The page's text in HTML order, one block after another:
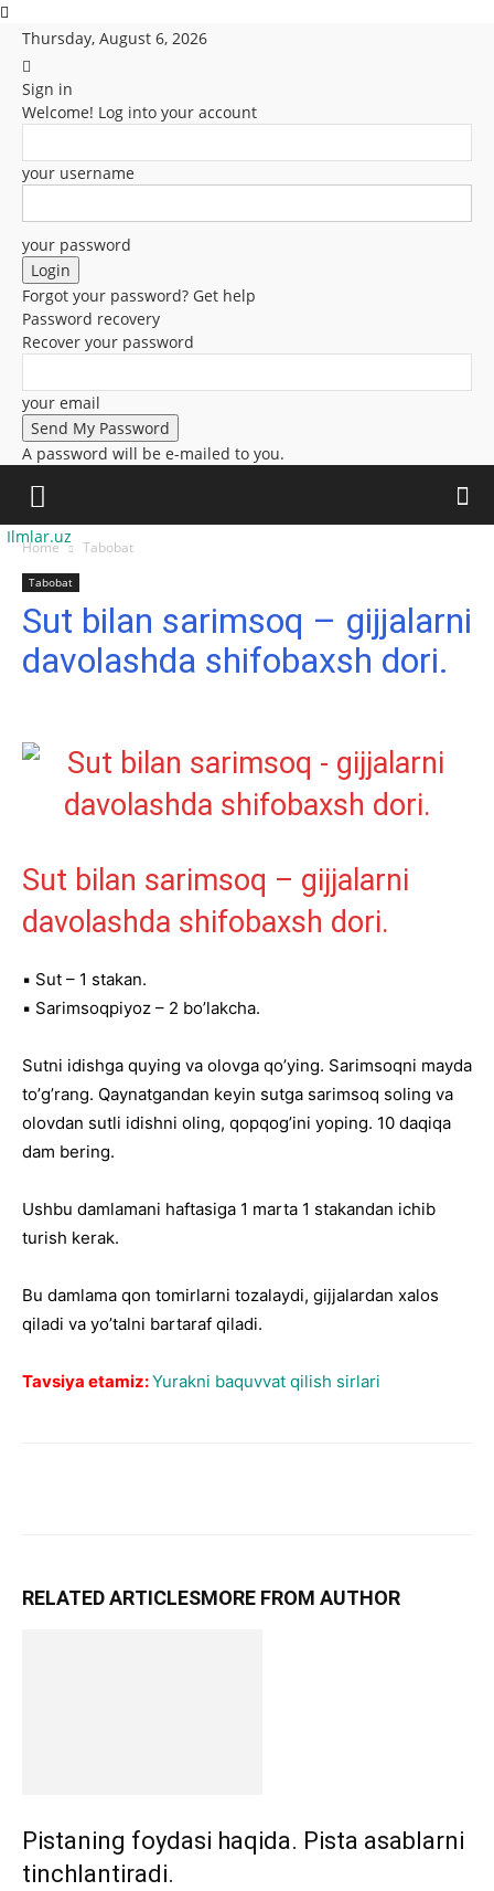
Thursday, August 6, 2026
Sign in
Welcome! Log into your account
your username
your password
Forgot your password? Get help
Password recovery
Recover your password
your email
A password will be e-mailed to you.
Ilmlar.uz
Home Tabobat
Tabobat
Sut bilan sarimsoq – gijjalarni
davolashda shifobaxsh dori.
Sut bilan sarimsoq – gijjalarni
davolashda shifobaxsh dori.
▪️ Sut – 1 stakan.
▪️ Sarimsoqpiyoz – 2 boʼlakcha.
Sutni idishga quying va olovga qoʼying. Sarimsoqni mayda
toʼgʼrang. Qaynatgandan keyin sutga sarimsoq soling va
olovdan sutli idishni oling, qopqogʼini yoping. 10 daqiqa
dam bering.
Ushbu damlamani haftasiga 1 marta 1 stakandan ichib
turish kerak.
Bu damlama qon tomirlarni tozalaydi, gijjalardan xalos
qiladi va yoʼtalni bartaraf qiladi.
Tavsiya etamiz:Yurakni baquvvat qilish sirlari
RELATED ARTICLESMORE FROM AUTHOR
Pistaning foydasi haqida. Pista asablarni
tinchlantiradi.